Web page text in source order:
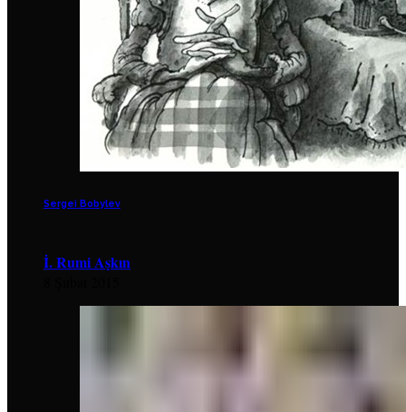
Sergei Bobylev
İ. Rumi Aşkın